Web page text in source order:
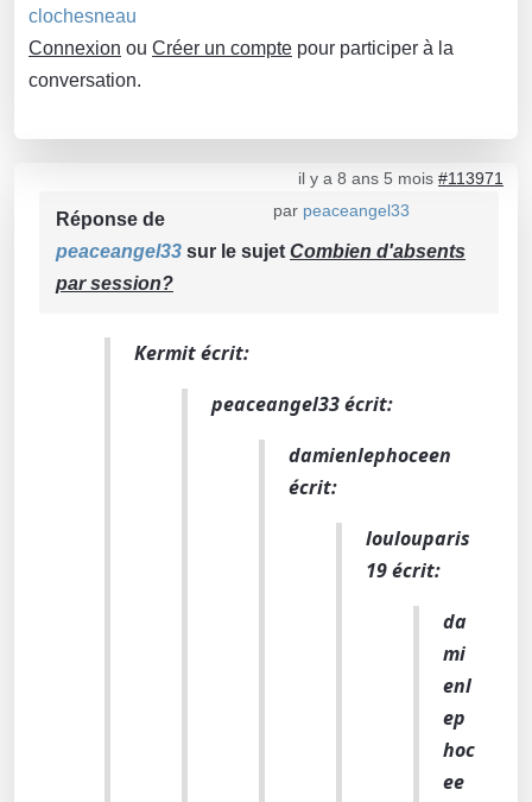
clochesneau
Connexion ou Créer un compte pour participer à la
conversation.
il y a 8 ans 5 mois #113971
par peaceangel33
Réponse de
peaceangel33 sur le sujet Combien d'absents
par session?
Kermit écrit:
peaceangel33 écrit:
damienlephoceen
écrit:
loulouparis
19 écrit:
da
mi
enl
ep
hoc
ee